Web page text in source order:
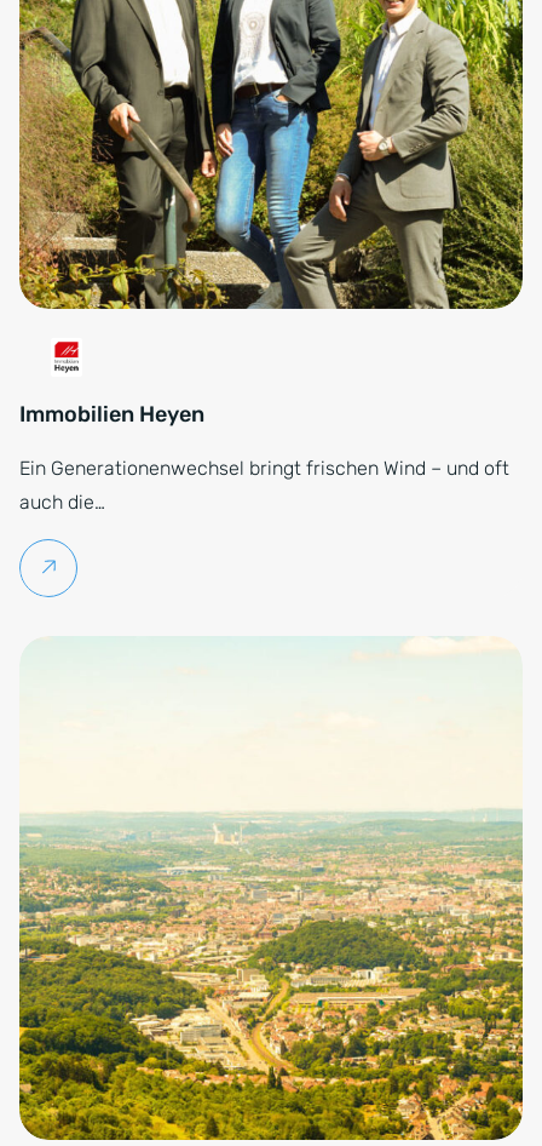
Immobilien Heyen
Ein Generationenwechsel bringt frischen Wind – und oft
auch die…
Weiterlesen